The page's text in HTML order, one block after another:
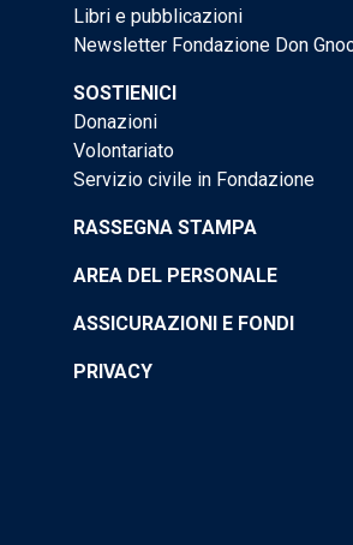
Libri e pubblicazioni
Newsletter Fondazione Don
SOSTIENICI
Donazioni
Volontariato
Servizio civile in Fondazione
RASSEGNA STAMPA
AREA DEL PERSONALE
ASSICURAZIONI E FONDI
PRIVACY